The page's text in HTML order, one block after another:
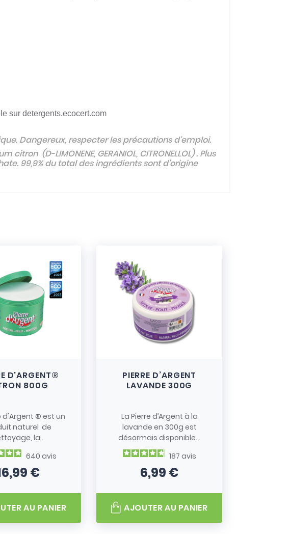
sur detergents.ecocert.com
Dangereux, respecter les précautions d'emploi.
(D-LIMONENE, GERANIOL, CITRONELLOL) . Plus
99,9% du total des ingrédients sont d'origine
D'ARGENT®
800G
d'Argent ® est un
naturel de
la...
640 avis
Prix €
AU PANIER
PIERRE D’ARGENT
LAVANDE 300G
La Pierre d’Argent à la
lavande en 300g est
désormais disponible...
187 avis
Prix
6,99 €
AJOUTER AU PANIER